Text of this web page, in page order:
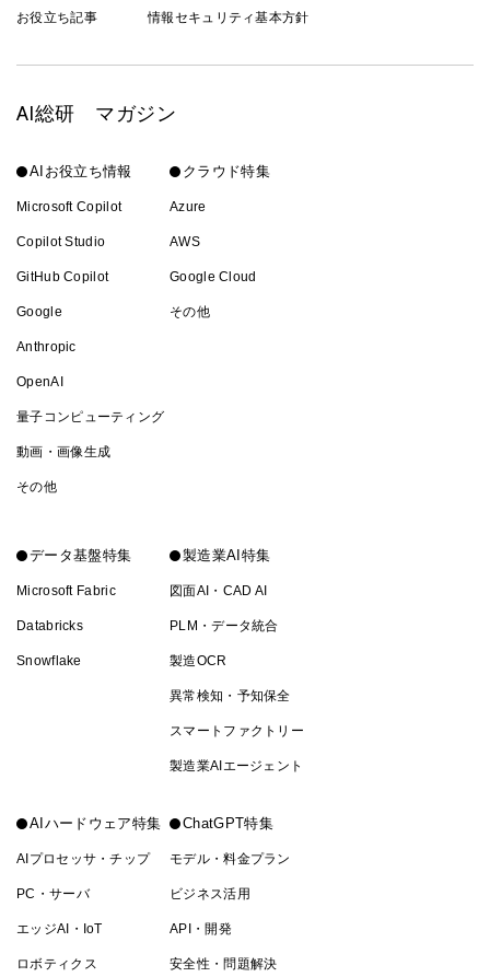
お役立ち記事 情報セキュリティ基本方針
AI総研 マガジン
AIお役立ち情報
Microsoft Copilot
Copilot Studio
GitHub Copilot
Google
Anthropic
OpenAI
量子コンピューティング
動画・画像生成
その他
クラウド特集
Azure
AWS
Google Cloud
その他
データ基盤特集
Microsoft Fabric
Databricks
Snowflake
製造業AI特集
図面AI・CAD AI
PLM・データ統合
製造OCR
異常検知・予知保全
スマートファクトリー
製造業AIエージェント
AIハードウェア特集
AIプロセッサ・チップ
PC・サーバ
エッジAI・IoT
ロボティクス
ChatGPT特集
モデル・料金プラン
ビジネス活用
API・開発
安全性・問題解決